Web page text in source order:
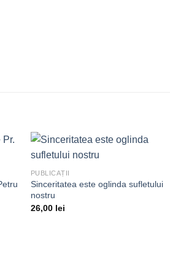
Adaugă
PUBLICAȚII
Sinceritatea este oglinda sufletului
nostru
26,00 lei